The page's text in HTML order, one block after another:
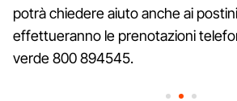
potrà chiedere aiuto anche ai
effettueranno le prenotazioni
verde 800 894545.